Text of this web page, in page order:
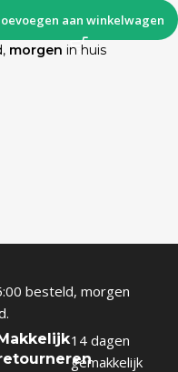
aan winkelwagen
morgen in huis
besteld, morgen
14 dagen
gemakkelijk